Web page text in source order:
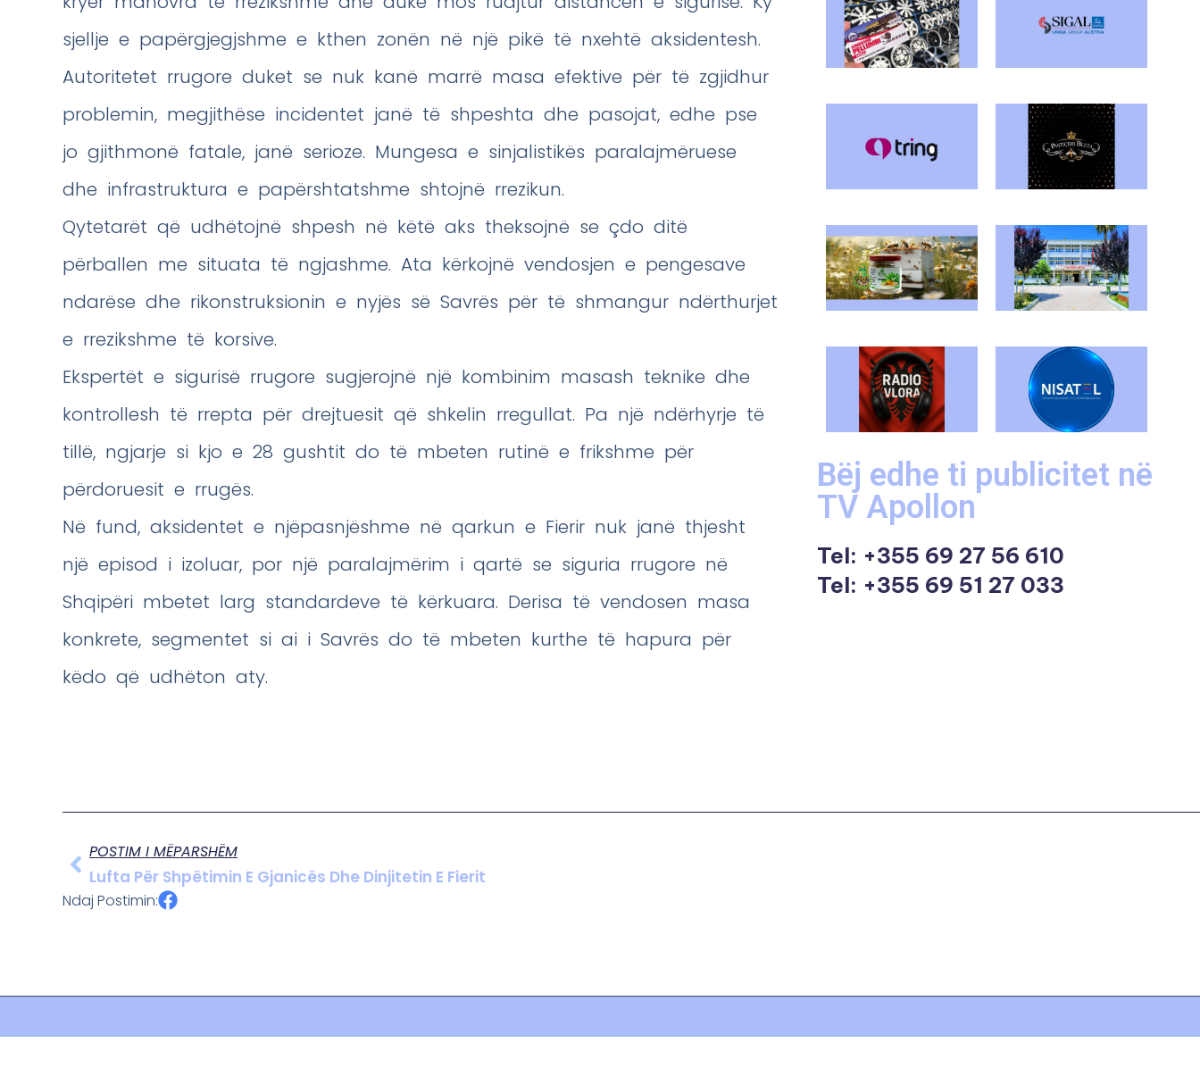
sjellje e papërgjegjshme e kthen zonën në një pikë të nxehtë aksidentesh.
Autoritetet rrugore duket se nuk kanë marrë masa efektive për të zgjidhur
problemin, megjithëse incidentet janë të shpeshta dhe pasojat, edhe pse
jo gjithmonë fatale, janë serioze. Mungesa e sinjalistikës paralajmëruese
dhe infrastruktura e papërshtatshme shtojnë rrezikun.
Qytetarët që udhëtojnë shpesh në këtë aks theksojnë se çdo ditë
përballen me situata të ngjashme. Ata kërkojnë vendosjen e pengesave
ndarëse dhe rikonstruksionin e nyjës së Savrës për të shmangur ndërthurjet
e rrezikshme të korsive.
Ekspertët e sigurisë rrugore sugjerojnë një kombinim masash teknike dhe
kontrollesh të rrepta për drejtuesit që shkelin rregullat. Pa një ndërhyrje të
tillë, ngjarje si kjo e 28 gushtit do të mbeten rutinë e frikshme për
përdoruesit e rrugës.
Në fund, aksidentet e njëpasnjëshme në qarkun e Fierir nuk janë thjesht
një episod i izoluar, por një paralajmërim i qartë se siguria rrugore në
Shqipëri mbetet larg standardeve të kërkuara. Derisa të vendosen masa
konkrete, segmentet si ai i Savrës do të mbeten kurthe të hapura për
këdo që udhëton aty.
Bëj edhe ti publicitet në
TV Apollon
Tel: +355 69 27 56 610
Tel: +355 69 51 27 033
POSTIM I MËPARSHËM
Lufta Për Shpëtimin E Gjanicës Dhe Dinjitetin E Fierit
Ndaj Postimin: